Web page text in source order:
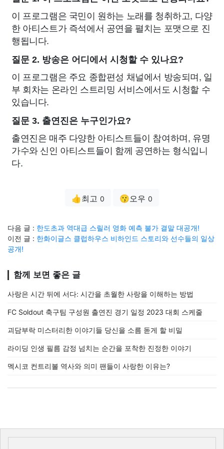
이 프로그램은 국민이 원하는 노래를 청취하고, 다양
한 아티스트가 즉석에서 공연을 펼치는 포맷으로 진
행됩니다.
질문 2. 방송은 어디에서 시청할 수 있나요?
이 프로그램은 주요 종합편성 채널에서 방송되며, 일
부 회차는 온라인 스트리밍 서비스에서도 시청할 수
있습니다.
질문 3. 출연진은 누구인가요?
출연진은 매주 다양한 아티스트들이 참여하며, 유명
가수와 신인 아티스트들이 함께 공연하는 형식입니
다.
👍최고 0 😗오우 0
다음 글 : 한도초과 역대급 스릴러 영화 예측 불가 결말 대공개!
이전 글 : 한화이글스 클럽하우스 비하인드 스토리와 선수들의 일상
공개!
함께 보면 좋은 글
사랑은 시간 뒤에 서다: 시간을 초월한 사랑을 이해하는 방법
FC Soldout 축구팀 구성원 출연진 경기 일정 2023 대회 스케줄
괴담부락 미스터리한 이야기들 당신을 소름 돋게 할 비밀
라이딩 인생 필름 감정 넘치는 순간을 포착한 진정한 이야기
멕시코 컨트리볼 역사와 의미 팬들이 사랑한 이유는?